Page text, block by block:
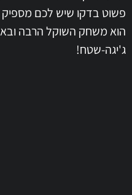
ג'יגה-שטח!